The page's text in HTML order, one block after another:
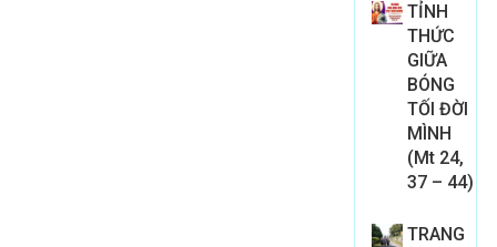
TỈNH
THỨC
GIỮA
BÓNG
TỐI ĐỜI
MÌNH
(Mt 24,
37 – 44)
TRANG